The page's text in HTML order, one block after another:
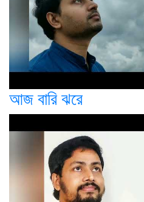
আজ বারি ঝরে